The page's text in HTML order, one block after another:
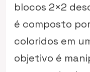
blocos 2×2
é composto
coloridos em
objetivo é